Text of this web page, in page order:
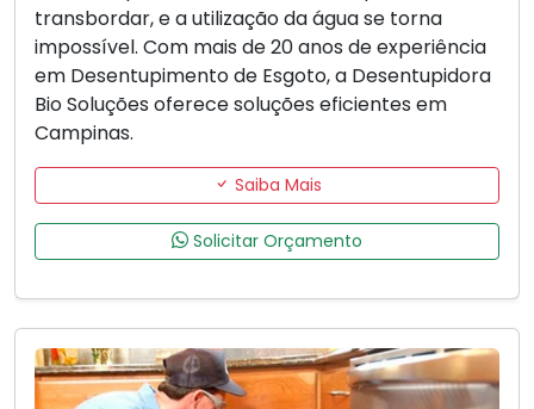
transbordar, e a utilização da água se torna
impossível. Com mais de 20 anos de experiência
em Desentupimento de Esgoto, a Desentupidora
Bio Soluções oferece soluções eficientes em
Campinas.
Saiba Mais
Solicitar Orçamento